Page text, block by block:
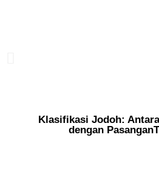
Klasifikasi Jodoh:
dengan